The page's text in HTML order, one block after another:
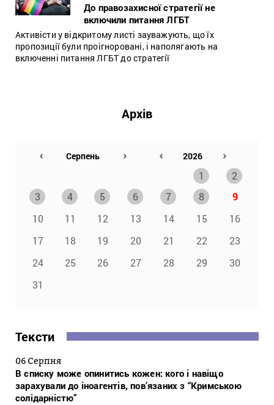
До правозахисної стратегії не
включили питання ЛГБТ
Активісти у відкритому листі зауважують, що їх
пропозиції були проігноровані, і наполягають на
включенні питання ЛГБТ до стратегії
Архів
1
2
3
4 5 6 7 8
9
10
11 12 13 14 15
16
17
18 19 20 21 22
23
24
25 26 27 28 29
30
31
Тексти
06 Серпня
В списку може опинитись кожен: кого і навіщо
зарахували до іноагентів, пов’язаних з “Кримською
солідарністю”